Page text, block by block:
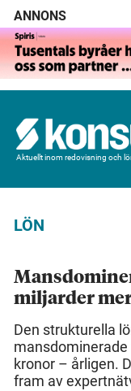
ANNONS
Aktuellt inom redovisning och
LÖN
miljarder
Den strukturella
kronor – årligen.
fram av